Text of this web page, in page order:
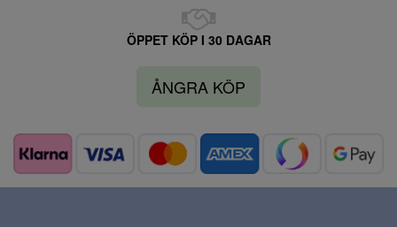
ÖPPET KÖP I 30 DAGAR
ÅNGRA KÖP